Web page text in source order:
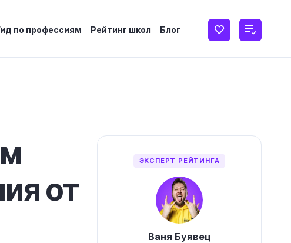
по профессиям Рейтинг школ Блог
от
ЭКСПЕРТ РЕЙТИНГА
Ваня Буявец